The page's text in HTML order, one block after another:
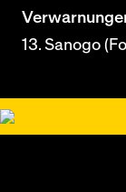
13. Sanogo